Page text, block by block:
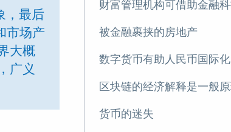
，最后
市场产
大概
广义
被金融裹挟的房地产
数字货币有助人民币国际化
货币的迷失